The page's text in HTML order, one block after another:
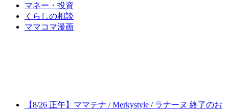
マネー・投資
くらしの相談
ママコマ漫画
【8/26 正午】ママテナ / Merkystyle / ラナーヌ 終了のお